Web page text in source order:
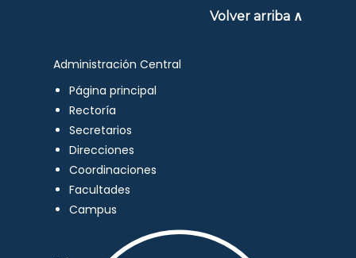
Volver arriba ∧
Administración Central
Página principal
Rectoría
Secretarios
Direcciones
Coordinaciones
Facultades
Campus